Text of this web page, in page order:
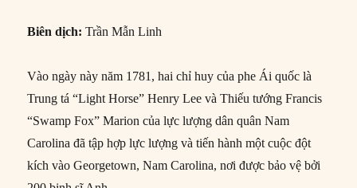
Biên dịch: Trần Mẫn Linh
Vào ngày này năm 1781, hai chỉ huy của phe Ái quốc là
Trung tá “Light Horse” Henry Lee và Thiếu tướng Francis
“Swamp Fox” Marion của lực lượng dân quân Nam
Carolina đã tập hợp lực lượng và tiến hành một cuộc đột
kích vào Georgetown, Nam Carolina, nơi được bảo vệ bởi